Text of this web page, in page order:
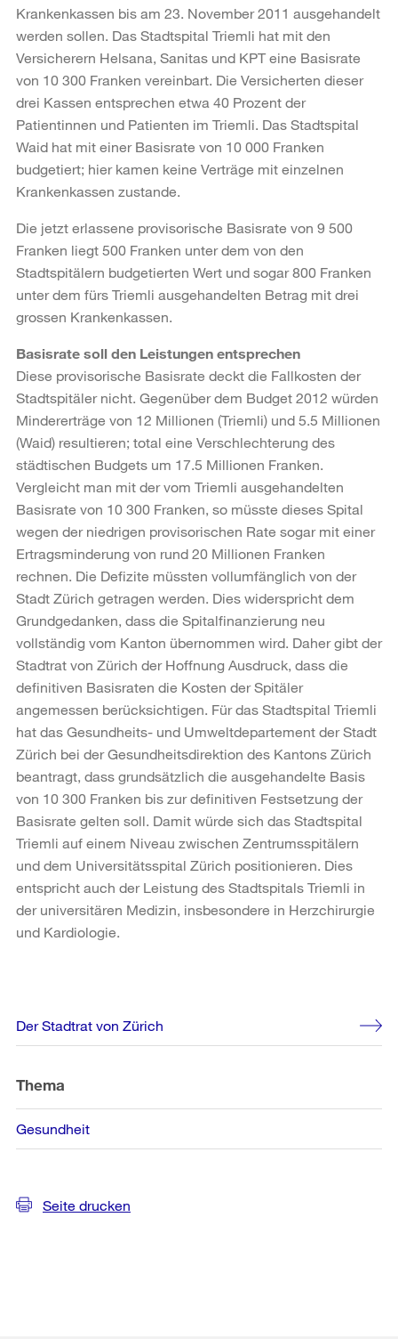
Krankenkassen bis am 23. November 2011 ausgehandelt
werden sollen. Das Stadtspital Triemli hat mit den
Versicherern Helsana, Sanitas und KPT eine Basisrate
von 10 300 Franken vereinbart. Die Versicherten dieser
drei Kassen entsprechen etwa 40 Prozent der
Patientinnen und Patienten im Triemli. Das Stadtspital
Waid hat mit einer Basisrate von 10 000 Franken
budgetiert; hier kamen keine Verträge mit einzelnen
Krankenkassen zustande.
Die jetzt erlassene provisorische Basisrate von 9 500
Franken liegt 500 Franken unter dem von den
Stadtspitälern budgetierten Wert und sogar 800 Franken
unter dem fürs Triemli ausgehandelten Betrag mit drei
grossen Krankenkassen.
Basisrate soll den Leistungen entsprechen
Diese provisorische Basisrate deckt die Fallkosten der
Stadtspitäler nicht. Gegenüber dem Budget 2012 würden
Mindererträge von 12 Millionen (Triemli) und 5.5 Millionen
(Waid) resultieren; total eine Verschlechterung des
städtischen Budgets um 17.5 Millionen Franken.
Vergleicht man mit der vom Triemli ausgehandelten
Basisrate von 10 300 Franken, so müsste dieses Spital
wegen der niedrigen provisorischen Rate sogar mit einer
Ertragsminderung von rund 20 Millionen Franken
rechnen. Die Defizite müssten vollumfänglich von der
Stadt Zürich getragen werden. Dies widerspricht dem
Grundgedanken, dass die Spitalfinanzierung neu
vollständig vom Kanton übernommen wird. Daher gibt der
Stadtrat von Zürich der Hoffnung Ausdruck, dass die
definitiven Basisraten die Kosten der Spitäler
angemessen berücksichtigen. Für das Stadtspital Triemli
hat das Gesundheits- und Umweltdepartement der Stadt
Zürich bei der Gesundheitsdirektion des Kantons Zürich
beantragt, dass grundsätzlich die ausgehandelte Basis
von 10 300 Franken bis zur definitiven Festsetzung der
Basisrate gelten soll. Damit würde sich das Stadtspital
Triemli auf einem Niveau zwischen Zentrumsspitälern
und dem Universitätsspital Zürich positionieren. Dies
entspricht auch der Leistung des Stadtspitals Triemli in
der universitären Medizin, insbesondere in Herzchirurgie
und Kardiologie.
Weitere
Informationen
Der Stadtrat von Zürich
Thema
Gesundheit
Seite drucken